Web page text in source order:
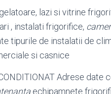
lazi si vitrine
, instalati frigorifice,
tipurile de instalatii de
si casnice
Adrese date
echipamnete